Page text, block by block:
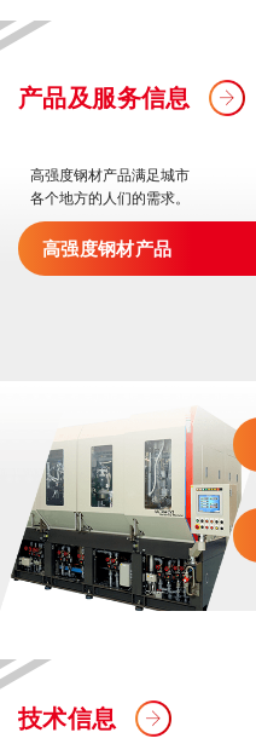
产品及服务信息
高强度钢材产品满足城市
各个地方的人们的需求。
高强度钢材产品
技术信息